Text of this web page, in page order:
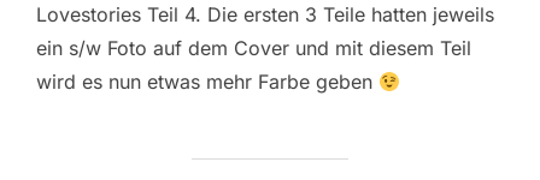
Lovestories Teil 4. Die ersten 3 Teile hatten jeweils
ein s/w Foto auf dem Cover und mit diesem Teil
wird es nun etwas mehr Farbe geben